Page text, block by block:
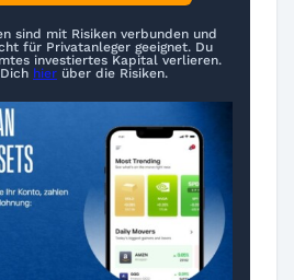
sind mit Risiken verbunden und
für Privatanleger geeignet. Du
investiertes Kapital verlieren.
hier über die Risiken.